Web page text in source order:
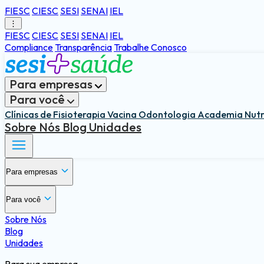
FIESCCIESC SESI SENAI IEL
⋮
FIESCCIESC SESI SENAI IEL
ComplianceTransparênciaTrabalhe Conosco
Para empresas
Para você
Clínicas de Fisioterapia Vacina Odontologia Academia
Sobre Nós Blog Unidades
Para empresas
Saúde e segurança do trabalho
Gestão e Estratégia
Medicina e Saúde Ocupacional
Benefícios para o trabalhador
Saúde Integral e Preventiva
Para você
Sobre Nós
Blog
Unidades